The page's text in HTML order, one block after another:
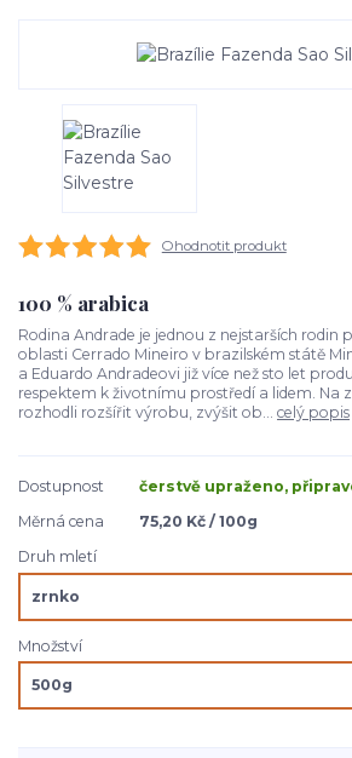
Ohodnotit produkt
100 % arabica
Rodina Andrade je jednou z nejstarších rodin
oblasti Cerrado Mineiro v brazilském státě
a Eduardo Andradeovi již více než sto let
respektem k životnímu prostředí a lidem. Na
rozhodli rozšířit výrobu, zvýšit ob... celý popis
Dostupnost
čerstvě upraženo,
Měrná cena
75,20 Kč / 100g
Druh mletí
Množství